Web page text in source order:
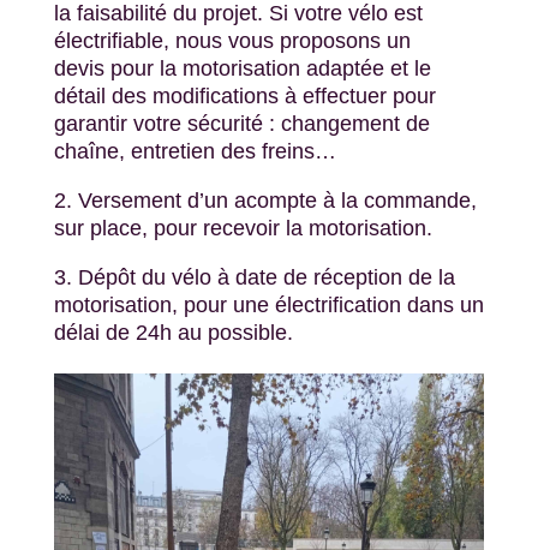
la faisabilité du projet. Si votre vélo est
électrifiable, nous vous proposons un
devis pourla motorisation adaptée et le
détail des modifications à effectuer pour
garantir votre sécurité : changement de
chaîne, entretien des freins…
2. Versement d’un acompte à la commande,
surplace, pour recevoir la motorisation.
3. Dépôt du vélo à datede réception de la
motorisation, pourune électrification dans un
délai de 24h au possible.